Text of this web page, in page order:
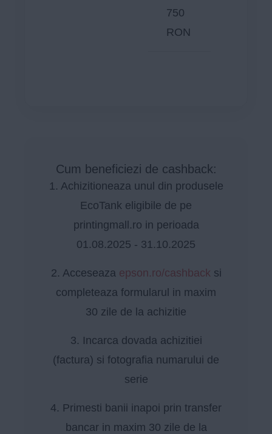
750
RON
Cum beneficiezi de cashback:
1. Achizitioneaza unul din produsele
EcoTank eligibile de pe
printingmall.ro in perioada
01.08.2025 - 31.10.2025
2. Acceseaza epson.ro/cashback si
completeaza formularul in maxim
30 zile de la achizitie
3. Incarca dovada achizitiei
(factura) si fotografia numarului de
serie
4. Primesti banii inapoi prin transfer
bancar in maxim 30 zile de la